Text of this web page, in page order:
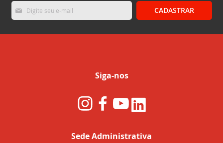
Inscreva-
se
nossa
CADASTRAR
Siga-nos
Sede Administrativa